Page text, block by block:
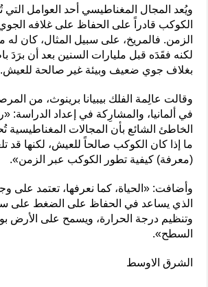
ويُعد المجال المغناطيسي أحد العوامل التي
الكوكب قادراً على الحفاظ على غلافه
الزمن. فالمريخ، على سبيل المثال، كان
لكنه فقَدَه قبل مليارات السنين بعد أن برَدَ
بغلاف جوي ضعيف وبيئة غير صالحة للعيش.
وقالت عالِمة الفلك بيبيانا برينوث، من
في ألمانيا، والمشارِكة في إعداد الدراسة:
الخاطئ الشائع بأن المجالات المغناطيسية
ما إذا كان الكوكب صالحاً للعيش، لكنها قد
(معرفة) كيفية تطور الكوكب عبر الزمن».
وأضافت: «الحياة، كما نعرفها، تعتمد على
الذي يساعد في الحفاظ على الضغط على
وتنظيم درجة الحرارة، ويسمح على الأرض
السطح».
الشرق الاوسط